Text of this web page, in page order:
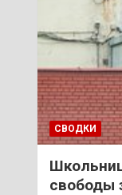
СВОДКИ
свободы